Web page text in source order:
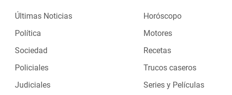
Últimas Noticias
Política
Sociedad
Policiales
Judiciales
Horóscopo
Motores
Recetas
Trucos caseros
Series y Películas